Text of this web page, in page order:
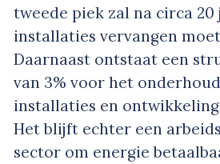
tweede piek zal na circa
installaties vervangen
Daarnaast ontstaat een
van 3% voor het
installaties en
Het blijft echter een
sector om energie